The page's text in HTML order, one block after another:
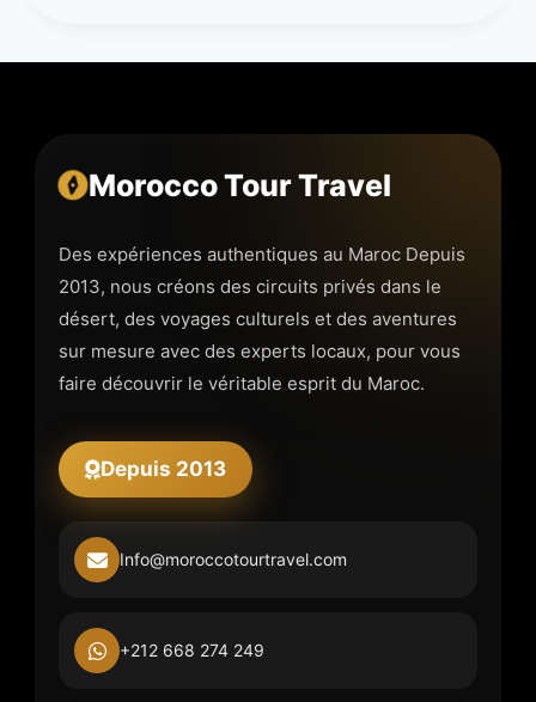
Morocco Tour Travel
Des expériences authentiques au Maroc Depuis
2013, nous créons des circuits privés dans le
désert, des voyages culturels et des aventures
sur mesure avec des experts locaux, pour vous
faire découvrir le véritable esprit du Maroc.
Depuis 2013
Info@moroccotourtravel.com
+212 668 274 249